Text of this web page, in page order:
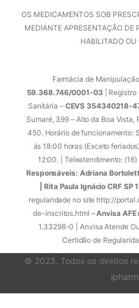
OS MEDICAMENTOS SOB
MEDIANTE APRESENTAÇÃO DE
HABILITADO
Farmácia de
59.368.746/0001-03| Registro
Sanitária –CEVS 354340218-
Sumaré, 399 – Alto da Boa
450. Horário de funcionamento:
às 18:00 horas (Exceto
12:00. | Teleatendimento:
Responsáveis: Adriana
| Rita Paula Ignácio CRF SP
regularidade no site http://
de-inscritos.html –Anvisa
1.33298-0 | Anvisa Atende
Certidão de
© 2023. Todos os direitos